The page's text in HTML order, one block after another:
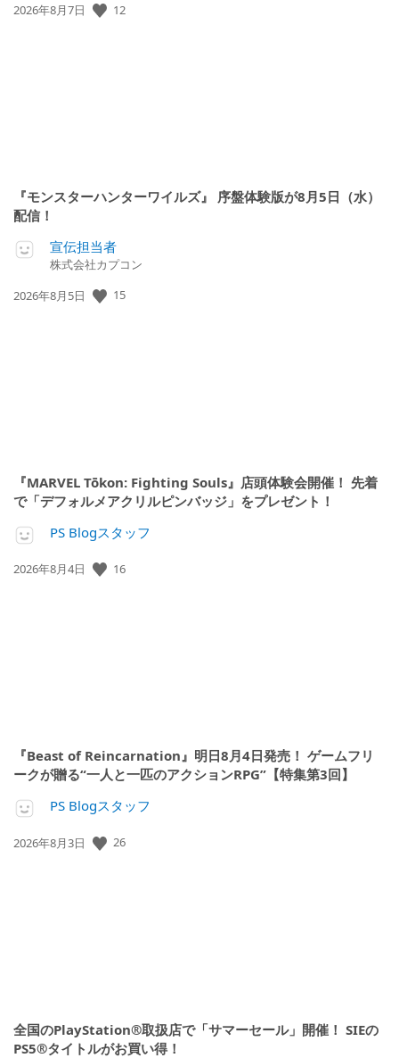
公
2026年8月7日 12
『モンスターハンターワイルズ』 序盤体験版が8月5日（水）
配信！
宣伝担当者
株式会社カプコン
公
2026年8月5日 15
『MARVEL Tōkon: Fighting Souls』店頭体験会開催！ 先着
で「デフォルメアクリルピンバッジ」をプレゼント！
PS Blogスタッフ
公
2026年8月4日 16
『Beast of Reincarnation』明日8月4日発売！ ゲームフリ
ークが贈る“一人と一匹のアクションRPG”【特集第3回】
PS Blogスタッフ
公
2026年8月3日 26
全国のPlayStation®取扱店で「サマーセール」開催！ SIEの
PS5®タイトルがお買い得！